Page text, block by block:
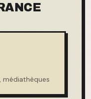
médiathèques